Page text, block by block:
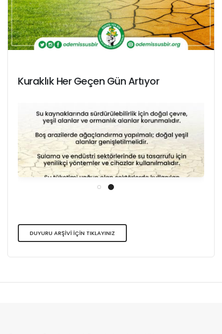
Kuraklık Her Geçen Gün Artıyor
DUYURU ARŞİVİ İÇİN TIKLAYINIZ